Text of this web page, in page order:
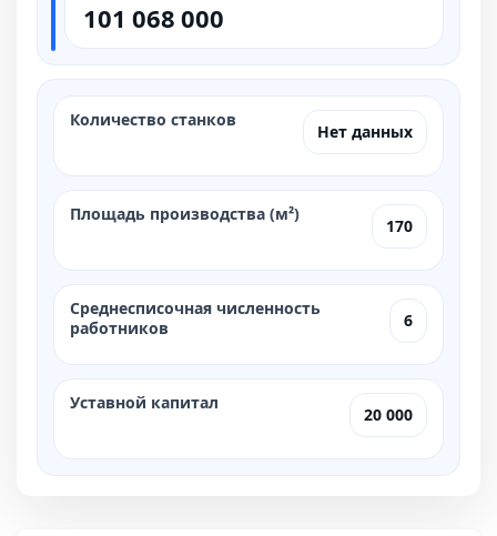
101 068 000
Количество станков
Нет данных
Площадь производства (м²)
170
Среднесписочная численность
работников
6
Уставной капитал
20 000